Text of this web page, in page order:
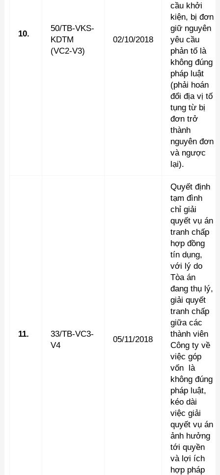
10.
50/TB-VKS-
KDTM
(VC2-V3)
02/10/2018
cầu khởi
kiện, bị đơn
giữ nguyên
yêu cầu
phản tố là
không đúng
pháp luật
(phải hoán
đổi địa vị tố
tụng từ bị
đơn trở
thành
nguyên đơn
và ngược
lại).
11.
33/TB-VC3-
V4
05/11/2018
Quyết định
tạm đình
chỉ giải
quyết vụ án
tranh chấp
hợp đồng
tín dụng,
với lý do
Tòa án
đang thụ lý,
giải quyết
tranh chấp
giữa các
thành viên
Công ty về
việc góp
vốn là
không đúng
pháp luật,
kéo dài
việc giải
quyết vụ án
ảnh hưởng
tới quyền
và lợi ích
hợp pháp